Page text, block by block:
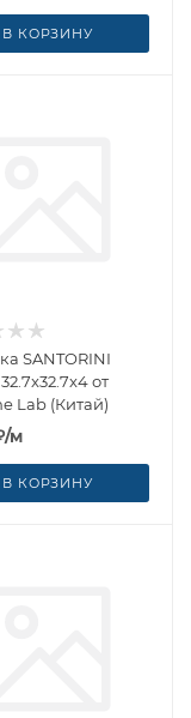
В КОРЗИНУ
SANTORINI
от
Lab (Китай)
/м
В КОРЗИНУ